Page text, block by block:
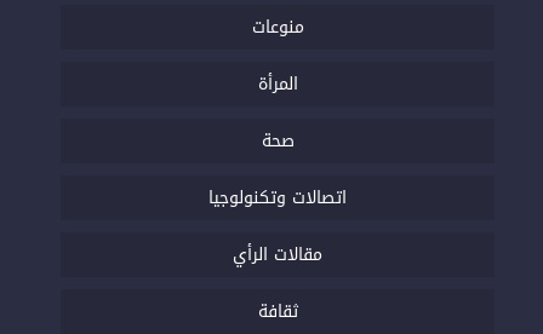
منوعات
المرأة
صحة
اتصالات وتكنولوجيا
مقالات الرأي
ثقافة